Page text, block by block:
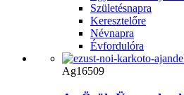
Születésnapra
Keresztelőre
Névnapra
Évfordulóra
Ag16509